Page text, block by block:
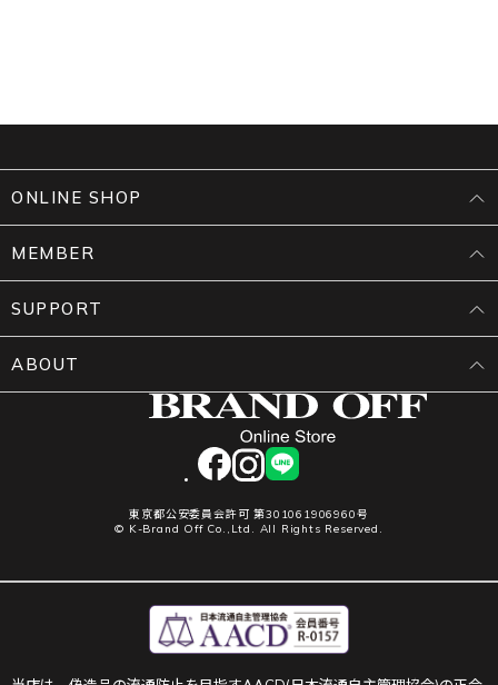
facebookinstagram
LINE
東京都公安委員会許可 第301061906960号
© K-Brand Off Co.,Ltd. All Rights Reserved.
ONLINE SHOP
MEMBER
SUPPORT
ABOUT